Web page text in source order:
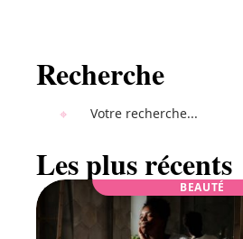
Recherche
Les plus récents
BEAUTÉ